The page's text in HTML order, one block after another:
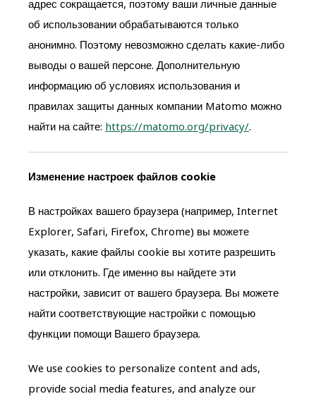
адрес сокращается, поэтому ваши личные данные
об использовании обрабатываются только
анонимно. Поэтому невозможно сделать какие-либо
выводы о вашей персоне. Дополнительную
информацию об условиях использования и
правилах защиты данных компании Matomo можно
найти на сайте: https://matomo.org/privacy/.
Изменение настроек файлов cookie
В настройках вашего браузера (например, Internet
Explorer, Safari, Firefox, Chrome) вы можете
указать, какие файлы cookie вы хотите разрешить
или отклонить. Где именно вы найдете эти
настройки, зависит от вашего браузера. Вы можете
найти соответствующие настройки с помощью
функции помощи Вашего браузера.
We use cookies to personalize content and ads,
provide social media features, and analyze our